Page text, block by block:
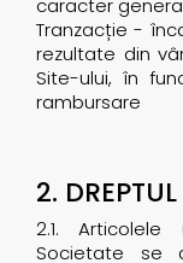
caracter
Tranzacție -
rezultate din
Site-ului, în
rambursare
2.
2.1.
Societate se